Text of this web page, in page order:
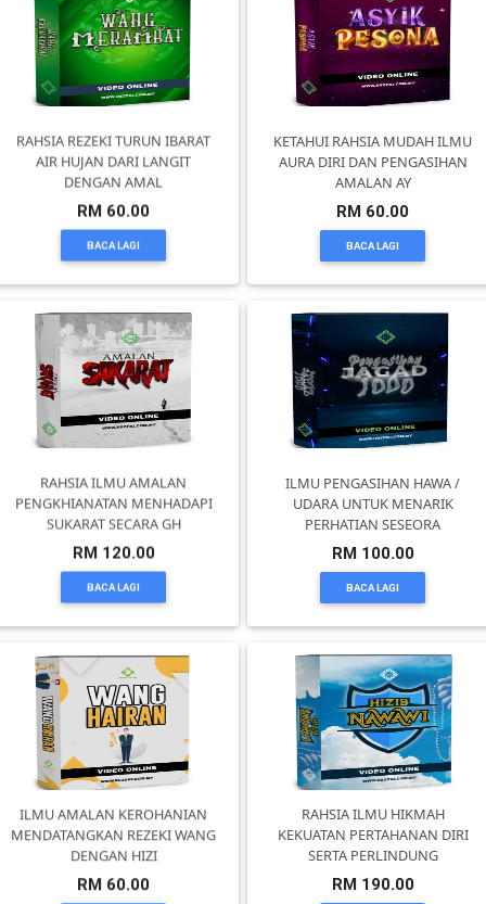
RAHSIA REZEKI TURUN IBARAT
AIR HUJAN DARI LANGIT
DENGAN AMAL
RM 60.00
BACA LAGI
KETAHUI RAHSIA MUDAH ILMU
AURA DIRI DAN PENGASIHAN
AMALAN AY
RM 60.00
BACA LAGI
RAHSIA ILMU AMALAN
PENGKHIANATAN MENHADAPI
SUKARAT SECARA GH
RM 120.00
BACA LAGI
ILMU PENGASIHAN HAWA /
UDARA UNTUK MENARIK
PERHATIAN SESEORA
RM 100.00
BACA LAGI
ILMU AMALAN KEROHANIAN
MENDATANGKAN REZEKI WANG
DENGAN HIZI
RM 60.00
RAHSIA ILMU HIKMAH
KEKUATAN PERTAHANAN DIRI
SERTA PERLINDUNG
RM 190.00